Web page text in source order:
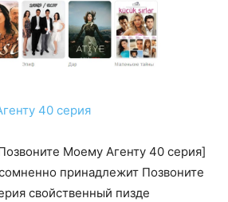
40 серия
Моему Агенту 40 серия]
принадлежит Позвоните
свойственный пизде